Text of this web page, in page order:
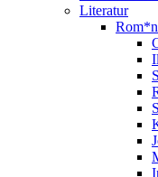
Literatur